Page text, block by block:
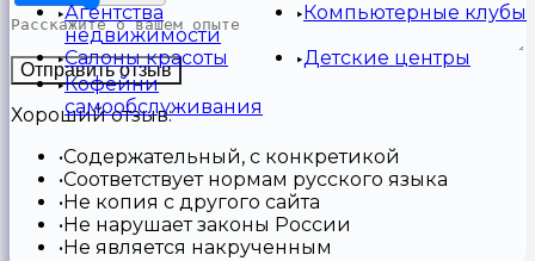
Агентства
недвижимости
Компьютерные клубы
Салоны красоты
Детские центры
Кофейни
самообслуживания
Отправить отзыв
Хороший отзыв:
Содержательный, с конкретикой
Соответствует нормам русского языка
Не копия с другого сайта
Не нарушает законы России
Не является накрученным